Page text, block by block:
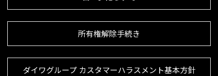
所有権解除手続き
ダイワグループ カスタマーハラスメント基本方針